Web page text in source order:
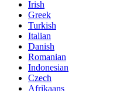
Irish
Greek
Turkish
Italian
Danish
Romanian
Indonesian
Czech
Afrikaans